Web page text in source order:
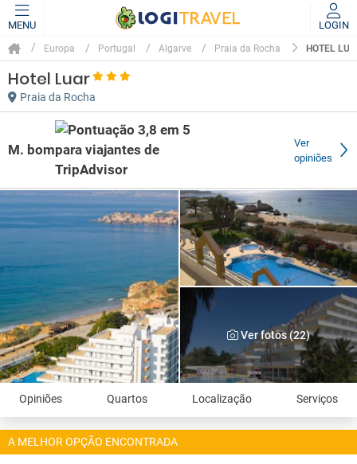
MENU LOGIN
Europa Portugal Algarve Praia da Rocha HOTEL
Hotel Luar
Praia da Rocha
M. bom
Ver
opiniões
Ver fotos (22)
Opiniões Quartos Localização Serviços
A MELHOR OPÇÃO ENCONTRADA